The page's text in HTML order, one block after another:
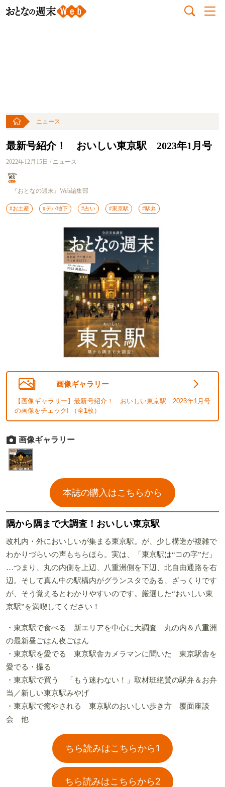
ニュース
最新号紹介！ おいしい東京駅 2023年1月号
2022年12月15日 / ニュース
『おとなの週末』Web編集部
#お土産 #デパ地下 #占い #東京駅 #駅弁
画像ギャラリー
【画像ギャラリー】最新号紹介！ おいしい東京駅 2023年1月号
の画像をチェック! （全1枚）
画像ギャラリー
本誌の購入はこちらから
隅から隅まで大調査！おいしい東京駅
改札内・外においしいが集まる東京駅。が、少し構造が複雑で
わかりづらいの声もちらほら。実は、「東京駅は“コの字”だ」
…つまり、丸の内側を上辺、八重洲側を下辺、北自由通路を右
辺。そして真ん中の駅構内がグランスタである、ざっくりです
が、そう覚えるとわかりやすいのです。厳選した“おいしい東
京駅”を満喫してください！
・東京駅で食べる 新エリアを中心に大調査 丸の内＆八重洲
の最新昼ごはん夜ごはん
・東京駅を愛でる 東京駅舎カメラマンに聞いた 東京駅舎を
愛でる・撮る
・東京駅で買う 「もう迷わない！」取材班絶賛の駅弁＆お弁
当／新しい東京駅みやげ
・東京駅で癒やされる 東京駅のおいしい歩き方 覆面座談
会 他
ちら読みはこちらから1
ちら読みはこちらから2